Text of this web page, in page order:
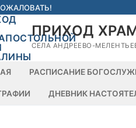
ПРИХОД
СЕЛА АНДРЕЕВО-
РАСПИСАНИЕ
ДНЕВНИК